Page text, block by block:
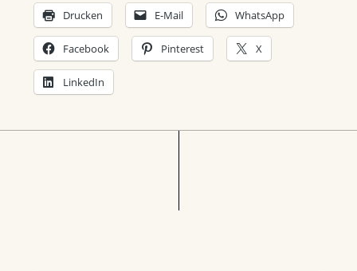
Drucken E-Mail WhatsApp
Facebook Pinterest X
LinkedIn